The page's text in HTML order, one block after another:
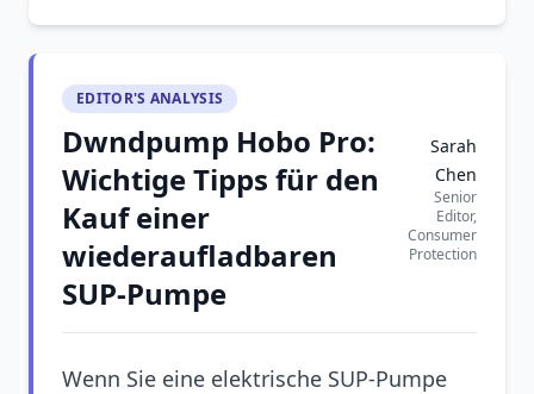
EDITOR'S ANALYSIS
Dwndpump Hobo Pro:
Wichtige Tipps für den
Kauf einer
wiederaufladbaren
SUP-Pumpe
Sarah
Chen
Senior
Editor,
Consumer
Protection
Wenn Sie eine elektrische SUP-Pumpe